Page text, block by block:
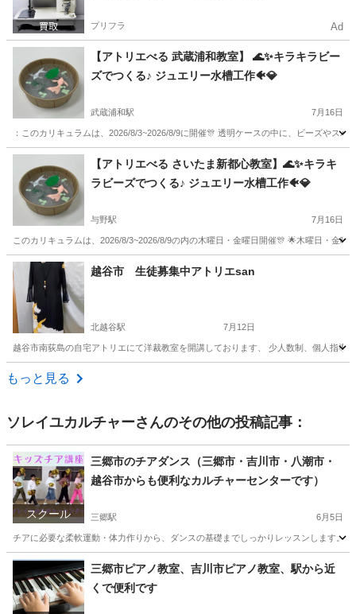
プリフラ Ad
【アトリエべる 武蔵浦和教室】 🌊✨キラキラビー
ズでつくる♪ ジュエリー水槽工作🐠💎
武蔵浦和駅 7月16日
：このカリキュラムは、2026/8/3~2026/8/9に開催🎊 透明ケースの中に、ビーズやス
埼玉 さいたま市 武蔵浦和駅 ものづくり アトリエ
【アトリエべる さいたま新都心教室】🌊✨キラキ
ラビーズでつくる♪ ジュエリー水槽工作🐠💎
与野駅 7月16日
このカリキュラムは、2026/8/3~2026/8/9の内の木曜日・金曜日開催🎊 🌟木曜日・金
埼玉 さいたま市 与野駅 ものづくり
越谷市 生徒募集中アトリエsan
北越谷駅 7月12日
越谷市南荻島の自宅アトリエにて洋裁教室を開講しております、 少人数制、個人指
埼玉 越谷市
もっと見る
ソレイユカルチャーさんのその他の投稿記事：
スクール
三郷市のチアダンス（三郷市・吉川市・八潮市・
越谷市からも便利なカルチャーセンターです）
三郷駅 6月5日
チアに必要な柔軟運動・体力作りから、ダンスの基礎までしっかりレッスンします
埼玉 三郷市 三郷駅 その他 カルチャーセンター
三郷市ピアノ教室、吉川市ピアノ教室、駅から近
くで便利です